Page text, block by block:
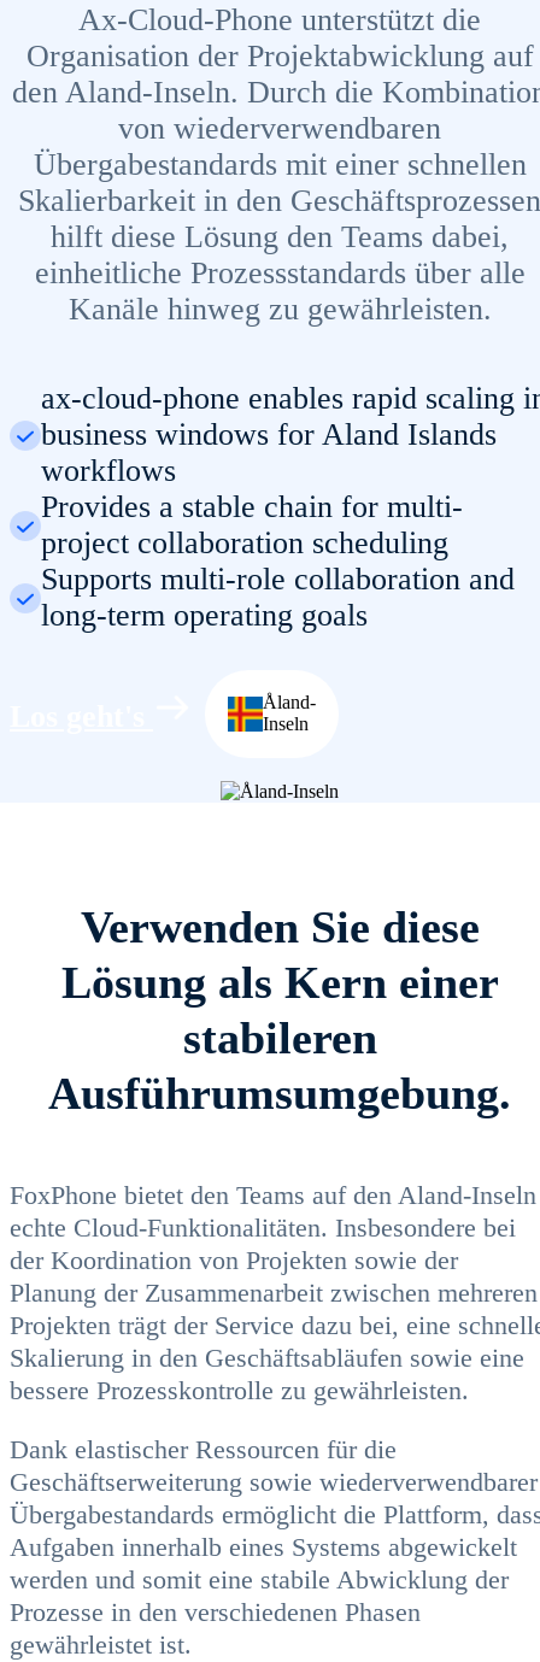
Ax-Cloud-Phone unterstützt die
Organisation der Projektabwicklung auf
den Aland-Inseln. Durch die
von wiederverwendbaren
Übergabestandards mit einer schnellen
Skalierbarkeit in den Geschäftsprozessen
hilft diese Lösung den Teams dabei,
einheitliche Prozessstandards über alle
Kanäle hinweg zu gewährleisten.
ax-cloud-phone enables rapid scaling
business windows for Aland Islands
workflows
Provides a stable chain for multi-
project collaboration scheduling
Supports multi-role collaboration and
long-term operating goals
Åland-
Inseln
Verwenden Sie diese
Lösung als Kern einer
stabileren
Ausführumsumgebung.
FoxPhone bietet den Teams auf den Aland-Inseln
echte Cloud-Funktionalitäten. Insbesondere bei
der Koordination von Projekten sowie der
Planung der Zusammenarbeit zwischen mehreren
Projekten trägt der Service dazu bei, eine
Skalierung in den Geschäftsabläufen sowie eine
bessere Prozesskontrolle zu gewährleisten.
Dank elastischer Ressourcen für die
Geschäftserweiterung sowie wiederverwendbarer
Übergabestandards ermöglicht die Plattform,
Aufgaben innerhalb eines Systems abgewickelt
werden und somit eine stabile Abwicklung der
Prozesse in den verschiedenen Phasen
gewährleistet ist.